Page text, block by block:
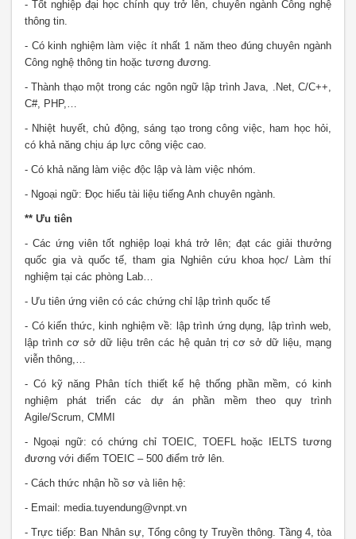
- Tốt nghiệp đại học chính quy trở lên, chuyên ngành Công nghệ
thông tin.
- Có kinh nghiệm làm việc ít nhất 1 năm theo đúng chuyên ngành
Công nghệ thông tin hoặc tương đương.
- Thành thạo một trong các ngôn ngữ lập trình Java, .Net, C/C++,
C#, PHP,…
- Nhiệt huyết, chủ động, sáng tạo trong công việc, ham học hỏi,
có khả năng chịu áp lực công việc cao.
- Có khả năng làm việc độc lập và làm việc nhóm.
- Ngoại ngữ: Đọc hiểu tài liệu tiếng Anh chuyên ngành.
** Ưu tiên
- Các ứng viên tốt nghiệp loại khá trở lên; đạt các giải thưởng
quốc gia và quốc tế, tham gia Nghiên cứu khoa học/ Làm thí
nghiệm tại các phòng Lab…
- Ưu tiên ứng viên có các chứng chỉ lập trình quốc tế
- Có kiến thức, kinh nghiệm về: lập trình ứng dụng, lập trình web,
lập trình cơ sở dữ liệu trên các hệ quản trị cơ sở dữ liệu, mạng
viễn thông,…
- Có kỹ năng Phân tích thiết kế hệ thống phần mềm, có kinh
nghiệm phát triển các dự án phần mềm theo quy trình
Agile/Scrum, CMMI
- Ngoại ngữ: có chứng chỉ TOEIC, TOEFL hoặc IELTS tương
đương với điểm TOEIC – 500 điểm trở lên.
- Cách thức nhận hồ sơ và liên hệ:
- Email: media.tuyendung@vnpt.vn
- Trực tiếp: Ban Nhân sự, Tổng công ty Truyền thông. Tầng 4, tòa